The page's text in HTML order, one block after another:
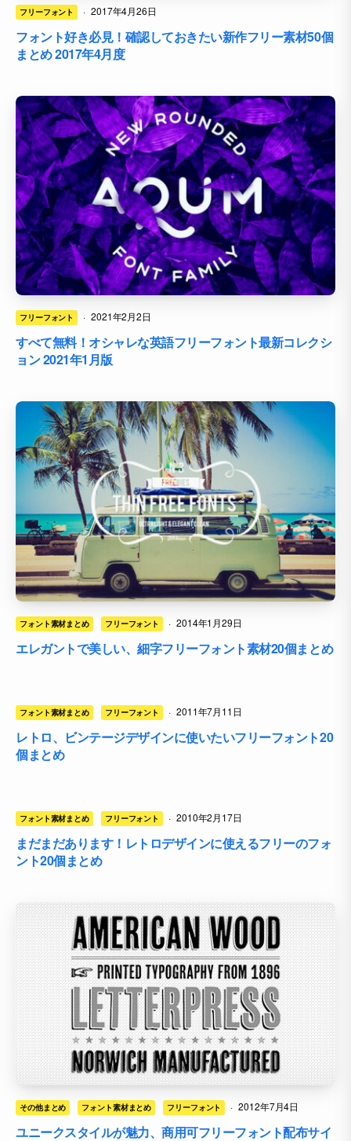
フリーフォント · 2017年4月26日
フォント好き必見！確認しておきたい新作フリー素材50個
まとめ 2017年4月度
フリーフォント · 2021年2月2日
すべて無料！オシャレな英語フリーフォント最新コレクシ
ョン 2021年1月版
フォント素材まとめ フリーフォント · 2014年1月29日
エレガントで美しい、細字フリーフォント素材20個まとめ
フォント素材まとめ フリーフォント · 2011年7月11日
レトロ、ビンテージデザインに使いたいフリーフォント20
個まとめ
フォント素材まとめ フリーフォント · 2010年2月17日
まだまだあります！レトロデザインに使えるフリーのフォ
ント20個まとめ
その他まとめ フォント素材まとめ フリーフォント · 2012年7月4日
ユニークスタイルが魅力、商用可フリーフォント配布サイ